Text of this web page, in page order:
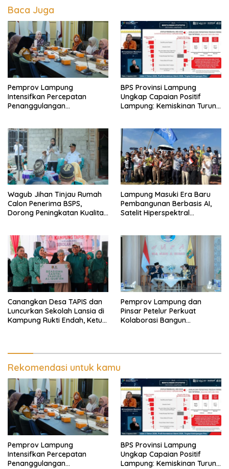
Baca Juga
Pemprov Lampung
Intensifkan Percepatan
Penanggulangan
BPS Provinsi Lampung
Ungkap Capaian Positif
Lampung: Kemiskinan Turun,
Wagub Jihan Tinjau Rumah
Calon Penerima BSPS,
Dorong Peningkatan Kualitas
Lampung Masuki Era Baru
Pembangunan Berbasis AI,
Satelit Hiperspektral
Canangkan Desa TAPIS dan
Luncurkan Sekolah Lansia di
Kampung Rukti Endah, Ketua
Pemprov Lampung dan
Pinsar Petelur Perkuat
Kolaborasi Bangun
Rekomendasi untuk kamu
Pemprov Lampung
Intensifkan Percepatan
Penanggulangan
BPS Provinsi Lampung
Ungkap Capaian Positif
Lampung: Kemiskinan Turun,